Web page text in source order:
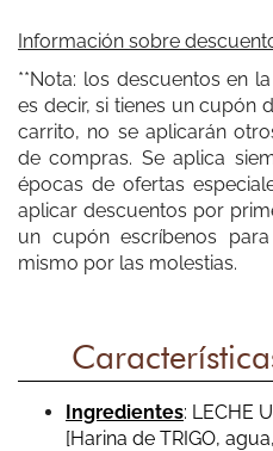
Calidad muy buena y
este producto para futuro.
Riquísimas, calidad
recomiendo totalmente
Información sobre
**Nota: los descuentos en
es decir, si tienes un cupón
carrito, no se aplicarán
de compras. Se aplica
épocas de ofertas
aplicar descuentos por
un cupón escríbenos
mismo por las molestias.
Ingredientes: LECHE
[Harina de TRIGO,